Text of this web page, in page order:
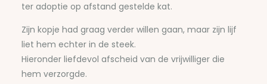
ter adoptie op afstand gestelde kat.
Zijn kopje had graag verder willen gaan, maar zijn lijf
liet hem echter in de steek.
Hieronder liefdevol afscheid van de vrijwilliger die
hem verzorgde.